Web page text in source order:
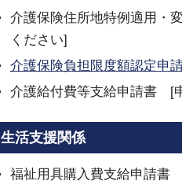
介護保険住所地特例適用・
ください]
介護保険負担限度額認定申
介護給付費等支給申請書 [
生活支援関係
福祉用具購入費支給申請書